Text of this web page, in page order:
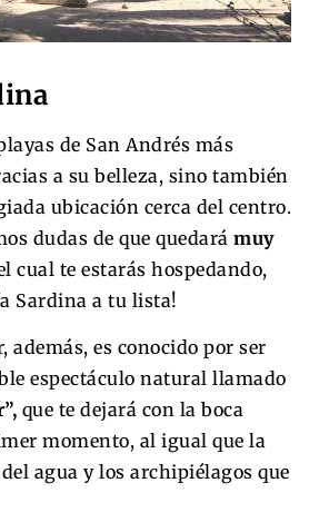
de San Andrés más
a su belleza, sino también
ubicación cerca del centro.
dudas de que quedará muy
cual te estarás hospedando,
Sardina a tu lista!
además, es conocido por ser
espectáculo natural llamado
que te dejará con la boca
momento, al igual que la
agua y los archipiélagos que